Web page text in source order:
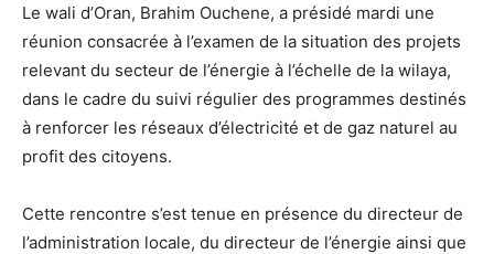
Le wali d’Oran, Brahim Ouchene, a présidé mardi une
réunion consacrée à l’examen de la situation des projets
relevant du secteur de l’énergie à l’échelle de la wilaya,
dans le cadre du suivi régulier des programmes destinés
à renforcer les réseaux d’électricité et de gaz naturel au
profit des citoyens.
Cette rencontre s’est tenue en présence du directeur de
l’administration locale, du directeur de l’énergie ainsi que